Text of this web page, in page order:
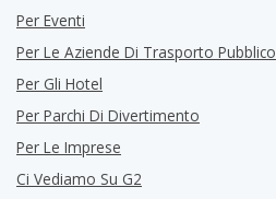
Per Eventi
Per Le Aziende Di Trasporto Pubblico
Per Gli Hotel
Per Parchi Di Divertimento
Per Le Imprese
Ci Vediamo Su G2